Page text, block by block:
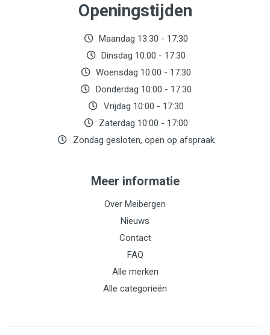
Openingstijden
Maandag 13:30 - 17:30
Dinsdag 10:00 - 17:30
Woensdag 10:00 - 17:30
Donderdag 10:00 - 17:30
Vrijdag 10:00 - 17:30
Zaterdag 10:00 - 17:00
Zondag gesloten, open op afspraak
Meer informatie
Over Meibergen
Nieuws
Contact
FAQ
Alle merken
Alle categorieën